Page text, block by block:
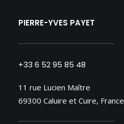
PIERRE-YVES PAYET
+33 6 52 95 85 48
11 rue Lucien Maître
69300 Caluire et Cuire, France